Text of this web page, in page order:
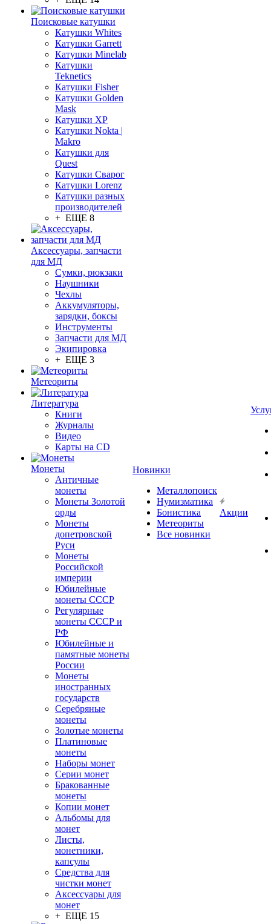
Поисковые катушки
Катушки Whites
Катушки Garrett
Катушки Minelab
Катушки
Teknetics
Катушки Fisher
Катушки Golden
Mask
Катушки XP
Катушки Nokta |
Makro
Катушки для
Quest
Катушки Сварог
Катушки Lorenz
Катушки разных
производителей
+ ЕЩЕ 8
Аксессуары, запчасти
для МД
Сумки, рюкзаки
Наушники
Чехлы
Аккумуляторы,
зарядки, боксы
Инструменты
Запчасти для МД
Экипировка
+ ЕЩЕ 3
Метеориты
Литература
Книги
Журналы
Видео
Карты на CD
Монеты
Античные
монеты
Монеты Золотой
орды
Монеты
допетровской
Руси
Монеты
Российской
империи
Юбилейные
монеты СССР
Регулярные
монеты СССР и
РФ
Юбилейные и
памятные монеты
России
Монеты
иностранных
государств
Серебряные
монеты
Золотые монеты
Платиновые
монеты
Наборы монет
Серии монет
Бракованные
монеты
Копии монет
Альбомы для
монет
Листы,
монетники,
капсулы
Средства для
чистки монет
Аксессуары для
монет
+ ЕЩЕ 15
Новинки
Металлопоиск
Нумизматика
Бонистика
Метеориты
Все новинки
Акции